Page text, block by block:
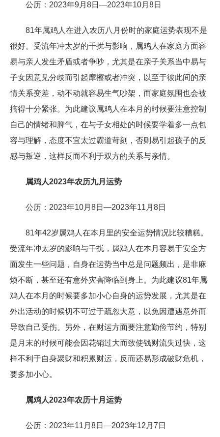
公历：2023年9月8日—2023年10月8日
81年属鸡人在进入农历八月份时的家庭运势表现不是
很好。受流年冲太岁的干扰与影响，属鸡人在家庭方面容
易与亲人发生矛盾或者争吵，尤其是在亲子关系当中易与
子女因意见分歧而引起摩擦或者冲突，以至于彼此间的亲
情关系变差，动不动就容易生气吵架，而家庭氛围也会被
搞得十分紧张。为此建议属鸡人在本月的时候要注意控制
自己的情绪和脾气，在与子女相处的时候要学着多一点包
容与理解，态度不宜太过霸道苛刻，否则易引起孩子的反
感与叛逆，这样反而不利于双方的关系与亲情。
属鸡人2023年农历九月运势
公历：2023年10月8日—2023年11月8日
81年42岁属鸡人在本月里的安全运势情况比较糟糕。
受流年冲太岁的影响与干扰，属鸡人在本月容易于安全方
面发生一些问题，自身在运势当中总是问题频出，是非麻
烦不断，甚至还有意外灾害降临到身上。为此建议81年属
鸡人在本月的时候要多加小心自身的运势发展，尤其是在
外出活动的时候切不可过于疏忽大意，以免因遭遇意外而
导致自己受伤。另外，在财运方面要注意勤俭节约，特别
是月末的时候可能会因花销过大而致使钱财流失过快，这
样不利于自身聚财和积累财运，反而还易形成破财危机，
要多加小心。
属鸡人2023年农历十月运势
公历：2023年11月8日—2023年12月7日